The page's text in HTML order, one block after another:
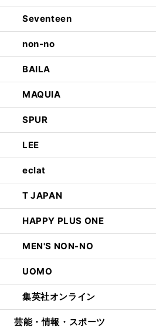
Seventeen
non-no
BAILA
MAQUIA
SPUR
LEE
eclat
T JAPAN
HAPPY PLUS ONE
MEN'S NON-NO
UOMO
集英社オンライン
芸能・情報・スポーツ